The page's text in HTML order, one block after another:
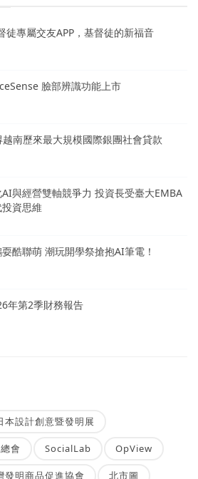
徒專屬交友APP，基督徒的新福音
臉部辨識功能上市
南歷來最大規模國際銀團社會貸款
與經營雙軸競爭力 投資長受臺大EMBA
資思維
酷聯萌 潮玩開學祭搶抱AI筆電！
年第2季財務報告
本設計創意暨發明展
會 SocialLab OpView
發明商品促進協會 北市圖